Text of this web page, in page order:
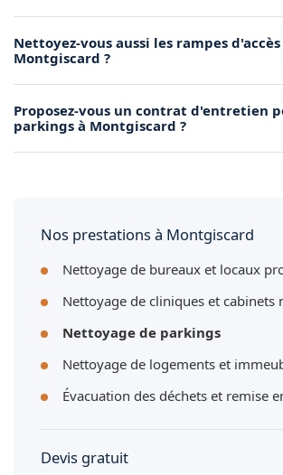
d'eau et gérons les eaux de lavage
réglementation à Montgiscard.
Nettoyez-vous aussi les rampes d'accès
Montgiscard ?
marquages au sol fait partie de notre
Montgiscard.
Proposez-vous un contrat d'entretien
parkings à Montgiscard ?
Nos prestations à Montgiscard
Nettoyage de bureaux et locaux
Nettoyage de cliniques et cabinets
Nettoyage de parkings
Nettoyage de logements et
Évacuation des déchets et remise
Devis gratuit